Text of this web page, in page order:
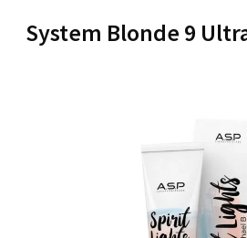
System Blonde 9